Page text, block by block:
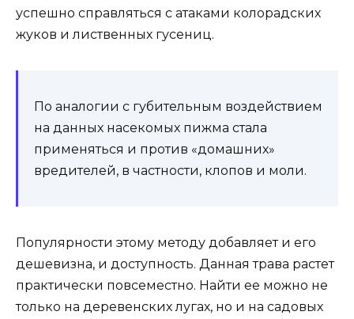
успешно справляться с атаками колорадских
жуков и лиственных гусениц.
По аналогии с губительным воздействием
на данных насекомых пижма стала
применяться и против «домашних»
вредителей, в частности, клопов и моли.
Популярности этому методу добавляет и его
дешевизна, и доступность. Данная трава растет
практически повсеместно. Найти ее можно не
только на деревенских лугах, но и на садовых